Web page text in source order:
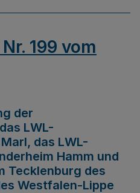
199 vom
der
LWL-
das LWL-
Hamm und
Tecklenburg des
Westfalen-Lippe